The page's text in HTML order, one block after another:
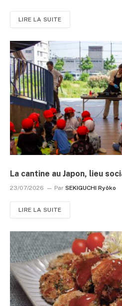
LIRE LA SUITE
La cantine au Japon, lieu
23/07/2026 Par SEKIGUCHI Ryôko
LIRE LA SUITE